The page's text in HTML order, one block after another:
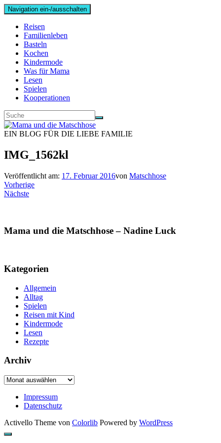
Navigation ein-/ausschalten
Reisen
Familienleben
Basteln
Kochen
Kindermode
Was für Mama
Lesen
Spielen
Kooperationen
EIN BLOG FÜR DIE LIEBE FAMILIE
IMG_1562kl
Veröffentlicht am: 17. Februar 2016von Matschhose
Vorherige
Nächste
Mama und die Matschhose – Nadine Luck
Kategorien
Allgemein
Alltag
Spielen
Reisen mit Kind
Kindermode
Lesen
Rezepte
Archiv
Archiv
Impressum
Datenschutz
Activello Theme von Colorlib Powered by WordPress